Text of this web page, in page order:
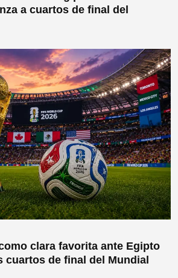
a cuartos de final del
clara favorita ante Egipto
cuartos de final del Mundial